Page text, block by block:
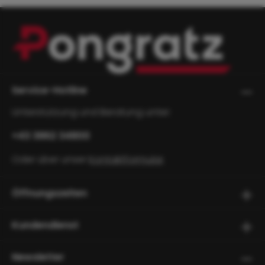
Service-Hotline
+43 3862 34800
Kontaktformular
Öffnungszeiten
Kundendienst
Newsletter